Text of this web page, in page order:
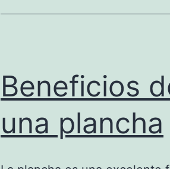
Beneficios
una plancha